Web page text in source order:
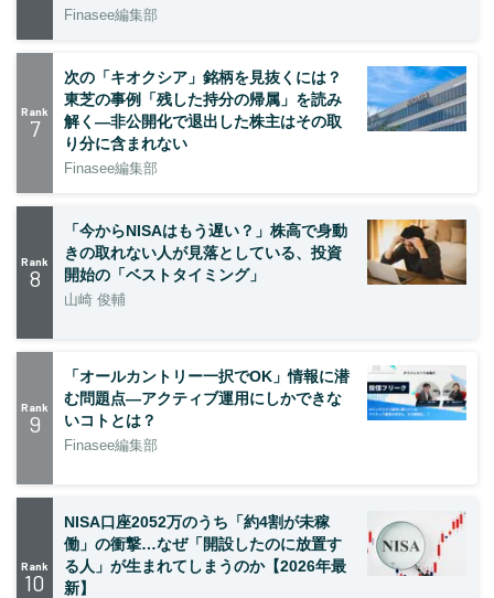
Finasee編集部
Rank
7
次の「キオクシア」銘柄を見抜くには？
東芝の事例「残した持分の帰属」を読み
解く—非公開化で退出した株主はその取
り分に含まれない
Finasee編集部
Rank
8
「今からNISAはもう遅い？」株高で身動
きの取れない人が見落としている、投資
開始の「ベストタイミング」
山崎 俊輔
Rank
9
「オールカントリー一択でOK」情報に潜
む問題点―アクティブ運用にしかできな
いコトとは？
Finasee編集部
Rank
10
NISA口座2052万のうち「約4割が未稼
働」の衝撃…なぜ「開設したのに放置す
る人」が生まれてしまうのか【2026年最
新】